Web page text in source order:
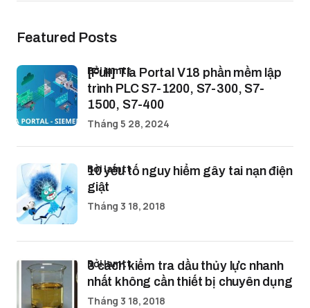
Featured Posts
[Full] Tia Portal V18 phần mềm lập
trình PLC S7-1200, S7-300, S7-
1500, S7-400
bởi lamtt
Tháng 5 28, 2024
10 yếu tố nguy hiểm gây tai nạn điện
giật
bởi lamtt
Tháng 3 18, 2018
3 cách kiểm tra dầu thủy lực nhanh
nhất không cần thiết bị chuyên dụng
bởi lamtt
Tháng 3 18, 2018